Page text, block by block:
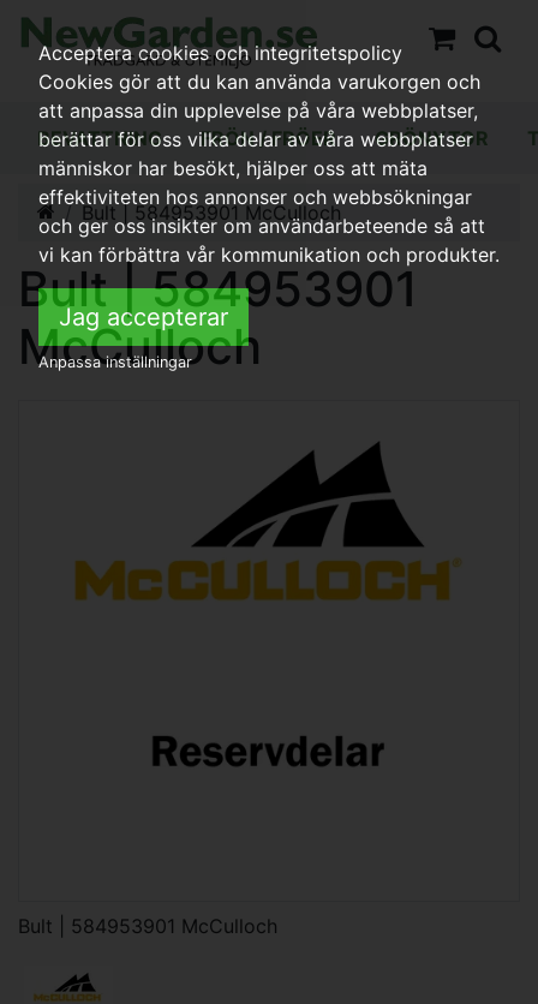
BEVATTNING FRÖN / FRÖER GRÖNYTOR
Bult | 584953901 McCulloch
Bult | 584953901
McCulloch
Bult | 584953901 McCulloch
Acceptera cookies och integritetspolicy
Cookies gör att du kan använda varukorgen och
att anpassa din upplevelse på våra webbplatser,
berättar för oss vilka delar av våra webbplatser
människor har besökt, hjälper oss att mäta
effektiviteten hos annonser och webbsökningar
och ger oss insikter om användarbeteende så att
vi kan förbättra vår kommunikation och produkter.
Jag accepterar
Anpassa inställningar